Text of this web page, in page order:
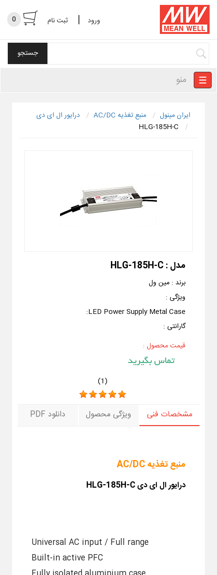
ورود | ثبت نام 0
منو
ایران مینول منبع تغذیه AC/DC
درایور ال ای دی
HLG-185H-C
مدل : HLG-185H-C
برند : مین ول
ویژگی :
LED Power Supply Metal Case
:
گارانتی :
قیمت محصول :
(
1
)
مشخصات فنی ویژگی محصول دانلود PDF
منبع تغذیه AC/DC
درایور ال ای دیHLG-185H-C
Universal AC input / Full range
Built-in active PFC